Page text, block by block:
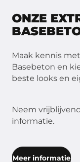
ONZE
Maak kennis
Basebeton en
beste looks en
Neem
informatie.
Meer informatie